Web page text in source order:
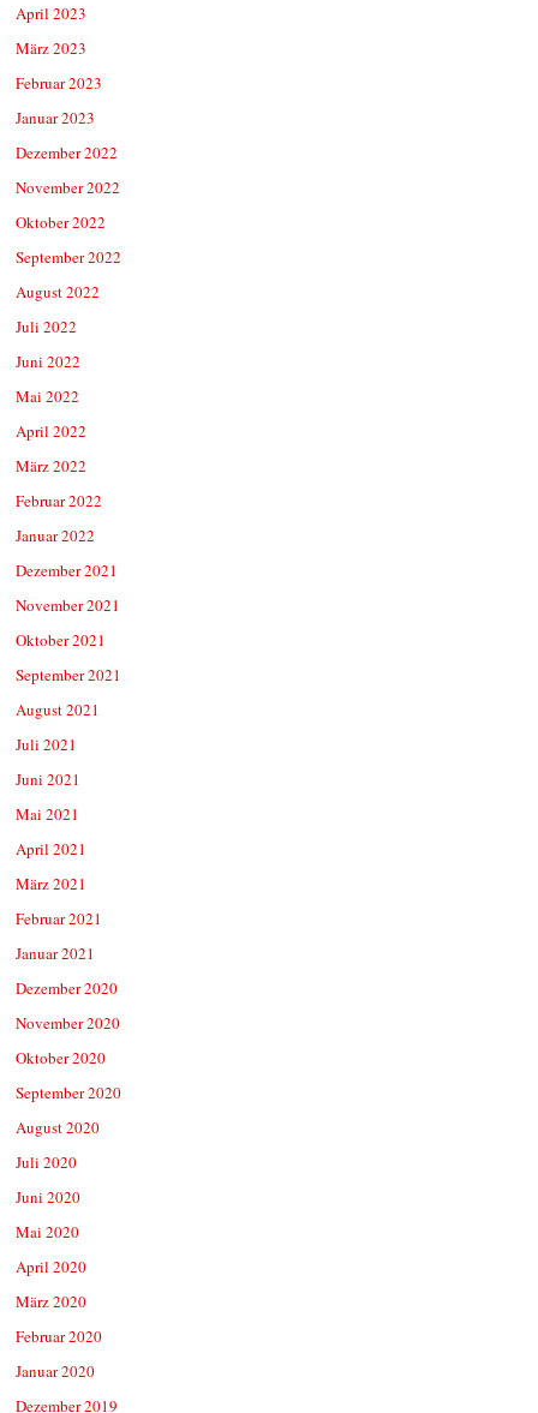
April 2023
März 2023
Februar 2023
Januar 2023
Dezember 2022
November 2022
Oktober 2022
September 2022
August 2022
Juli 2022
Juni 2022
Mai 2022
April 2022
März 2022
Februar 2022
Januar 2022
Dezember 2021
November 2021
Oktober 2021
September 2021
August 2021
Juli 2021
Juni 2021
Mai 2021
April 2021
März 2021
Februar 2021
Januar 2021
Dezember 2020
November 2020
Oktober 2020
September 2020
August 2020
Juli 2020
Juni 2020
Mai 2020
April 2020
März 2020
Februar 2020
Januar 2020
Dezember 2019